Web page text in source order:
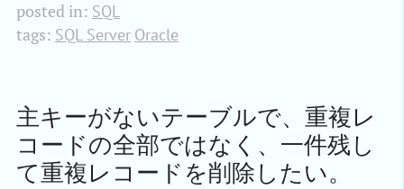
posted in: SQL
tags: SQL Server Oracle
主キーがないテーブルで、重複レ
コードの全部ではなく、一件残し
て重複レコードを削除したい。